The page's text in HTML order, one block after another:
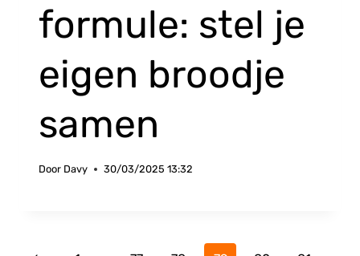
formule: stel je
eigen broodje
samen
Door Davy 30/03/2025 13:32